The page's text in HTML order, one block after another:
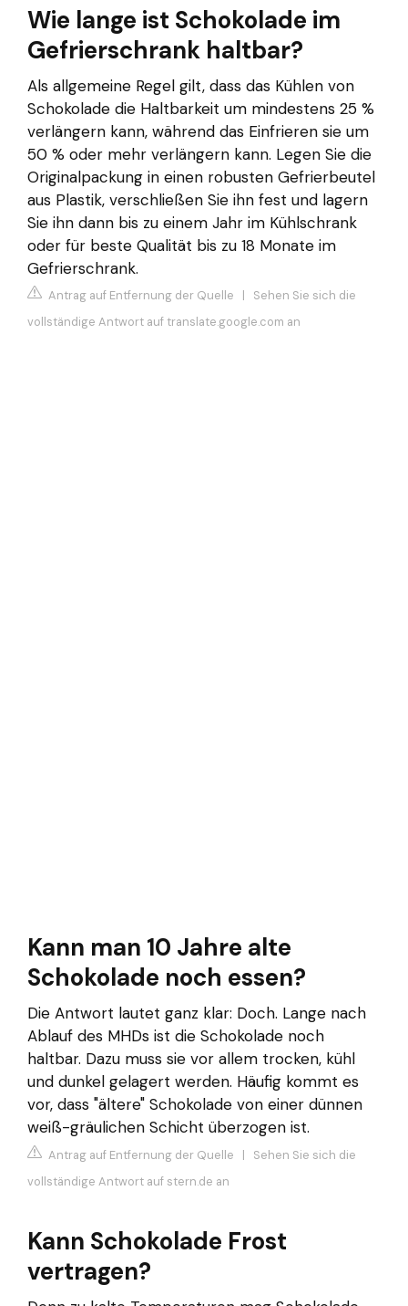
Wie lange ist Schokolade im
Gefrierschrank haltbar?
Als allgemeine Regel gilt, dass das Kühlen von
Schokolade die Haltbarkeit um mindestens 25 %
verlängern kann, während das Einfrieren sie um
50 % oder mehr verlängern kann. Legen Sie die
Originalpackung in einen robusten Gefrierbeutel
aus Plastik, verschließen Sie ihn fest und lagern
Sie ihn dann bis zu einem Jahr im Kühlschrank
oder für beste Qualität bis zu 18 Monate im
Gefrierschrank.
Antrag auf Entfernung der Quelle | Sehen Sie sich die
vollständige Antwort auf translate.google.com an
Kann man 10 Jahre alte
Schokolade noch essen?
Die Antwort lautet ganz klar: Doch. Lange nach
Ablauf des MHDs ist die Schokolade noch
haltbar. Dazu muss sie vor allem trocken, kühl
und dunkel gelagert werden. Häufig kommt es
vor, dass "ältere" Schokolade von einer dünnen
weiß-gräulichen Schicht überzogen ist.
Antrag auf Entfernung der Quelle | Sehen Sie sich die
vollständige Antwort auf stern.de an
Kann Schokolade Frost
vertragen?